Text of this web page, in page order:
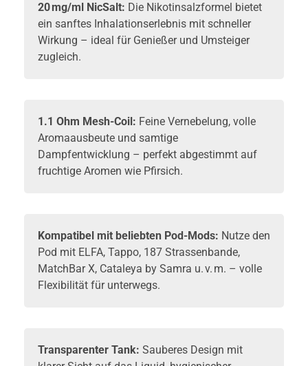
20 mg/ml NicSalt: Die Nikotinsalzformel bietet
ein sanftes Inhalationserlebnis mit schneller
Wirkung – ideal für Genießer und Umsteiger
zugleich.
1.1 Ohm Mesh-Coil: Feine Vernebelung, volle
Aromaausbeute und samtige
Dampfentwicklung – perfekt abgestimmt auf
fruchtige Aromen wie Pfirsich.
Kompatibel mit beliebten Pod-Mods: Nutze den
Pod mit ELFA, Tappo, 187 Strassenbande,
MatchBar X, Cataleya by Samra u. v. m. – volle
Flexibilität für unterwegs.
Transparenter Tank: Sauberes Design mit